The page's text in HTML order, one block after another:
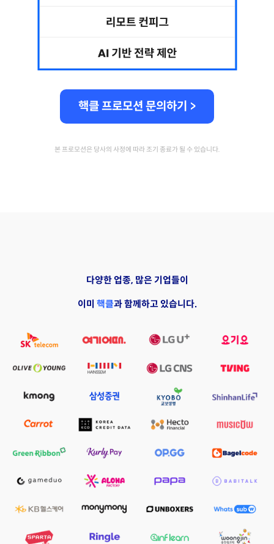
핵클 프로모션 문의하기 >
본 프로모션은 당사의 사정에 따라 조기 종료가 될 수 있습니다.
다양한 업종, 많은 기업들이
이미 핵클과 함께하고 있습니다.